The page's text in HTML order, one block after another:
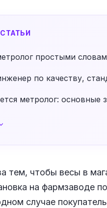
простыми
по качеству,
метролог: основные
тем, чтобы весы в
на фармзаводе
случае